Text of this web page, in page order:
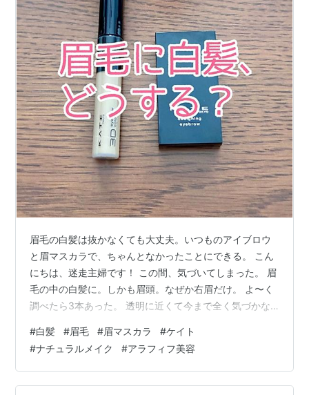
眉毛の白髪は抜かなくても大丈夫。いつものアイブロウ
と眉マスカラで、ちゃんとなかったことにできる。 こん
にちは、迷走主婦です！ この間、気づいてしまった。 眉
毛の中の白髪に。しかも眉頭。なぜか右眉だけ。 よ〜く
調べたら3本あった。 透明に近くて今まで全く気づかな
これまで気づかなかったくらいだし…と思ってやめた。
今年に入ってから、眉マスカラを使っています。これが
意外と良い🙆🏻‍♀️ ティッシュで余分な液を取ってから使う
と、めちゃくちゃ使いやすい。少々もったいないな…と
#白髪 #眉毛 #眉マスカラ #ケイト
#ナチュラルメイク #アラフィフ美容